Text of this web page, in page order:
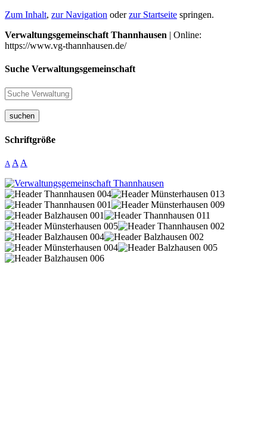
Zum Inhalt, zur Navigation oderzur Startseite springen.
Verwaltungsgemeinschaft Thannhausen | Online:
https://www.vg-thannhausen.de/
Suche Verwaltungsgemeinschaft
suchen
Schriftgröße
A A A